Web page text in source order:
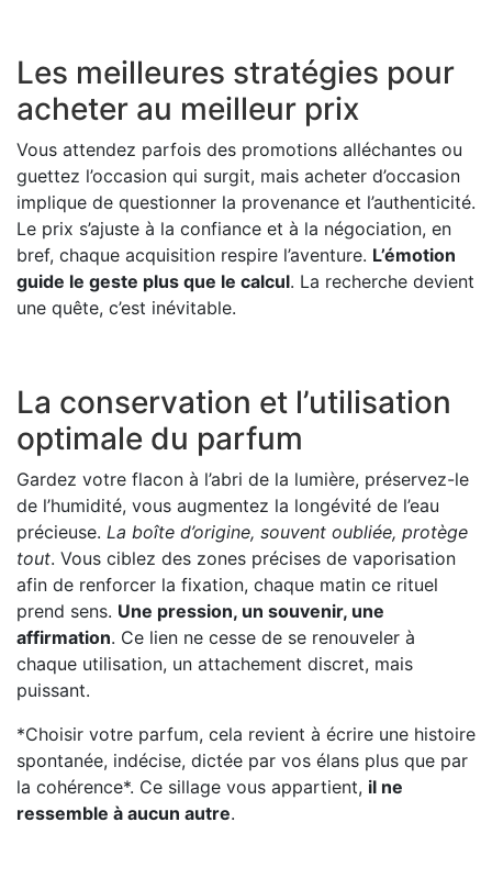
Les meilleures stratégies pour
acheter au meilleur prix
Vous attendez parfois des promotions alléchantes ou
guettez l’occasion qui surgit, mais acheter d’occasion
implique de questionner la provenance et l’authenticité.
Le prix s’ajuste à la confiance et à la négociation, en
bref, chaque acquisition respire l’aventure. L’émotion
guide le geste plus que le calcul. La recherche devient
une quête, c’est inévitable.
La conservation et l’utilisation
optimale du parfum
Gardez votre flacon à l’abri de la lumière, préservez-le
de l’humidité, vous augmentez la longévité de l’eau
précieuse. La boîte d’origine, souvent oubliée, protège
tout. Vous ciblez des zones précises de vaporisation
afin de renforcer la fixation, chaque matin ce rituel
prend sens. Une pression, un souvenir, une
affirmation. Ce lien ne cesse de se renouveler à
chaque utilisation, un attachement discret, mais
puissant.
*Choisir votre parfum, cela revient à écrire une histoire
spontanée, indécise, dictée par vos élans plus que par
la cohérence*. Ce sillage vous appartient, il ne
ressemble à aucun autre.